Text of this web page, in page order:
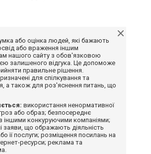
або оцінка людей, які бажають
або враження іншим
нашого сайту з обов'язковою
залишеного відгука. Це допоможе
правильне рішення.
для спілкування та
а також для роз'яснення питань, що
використання ненормативної
або образ; безпосереднє
іншими конкуруючими компаніями;
заяви, що ображають діяльність
її послуги; розміщення посилань на
ресурси; реклама та